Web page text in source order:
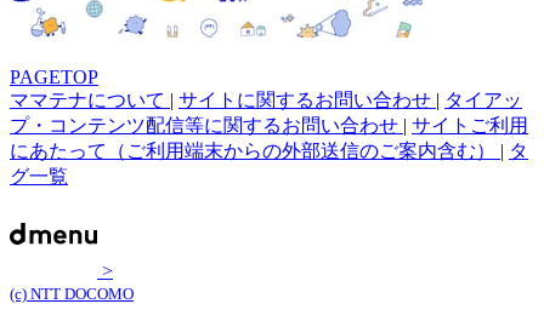
PAGETOP
ママテナについて | サイトに関するお問い合わせ | タイアッ
プ・コンテンツ配信等に関するお問い合わせ | サイトご利用
にあたって（ご利用端末からの外部送信のご案内含む） | タ
グ一覧
>
(c) NTT DOCOMO